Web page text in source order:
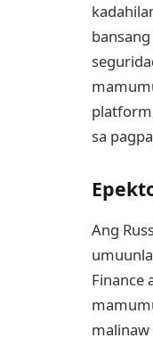
sa
Ang
Finance